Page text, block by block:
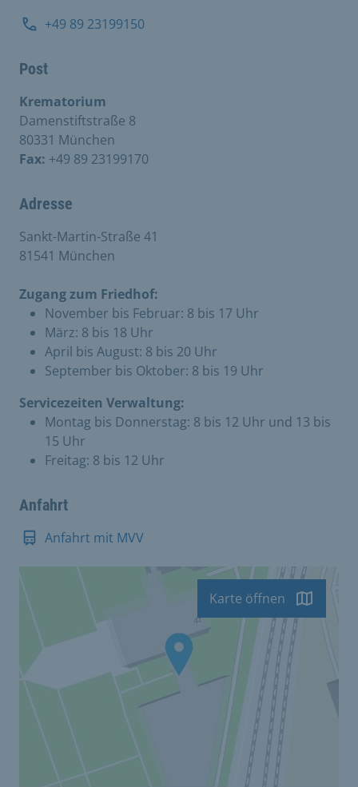
+49 89 23199150
Post
Krematorium
Damenstiftstraße 8
80331 München
Fax: +49 89 23199170
Adresse
Sankt-Martin-Straße 41
81541 München
Zugang zum Friedhof:
November bis Februar: 8 bis 17 Uhr
März: 8 bis 18 Uhr
April bis August: 8 bis 20 Uhr
September bis Oktober: 8 bis 19 Uhr
Servicezeiten Verwaltung:
Montag bis Donnerstag: 8 bis 12 Uhr und 13 bis
15 Uhr
Freitag: 8 bis 12 Uhr
Anfahrt
Anfahrt mit MVV
Karte öffnen